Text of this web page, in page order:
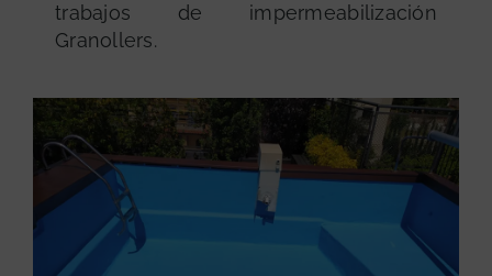
trabajos de impermeabilización
Granollers.